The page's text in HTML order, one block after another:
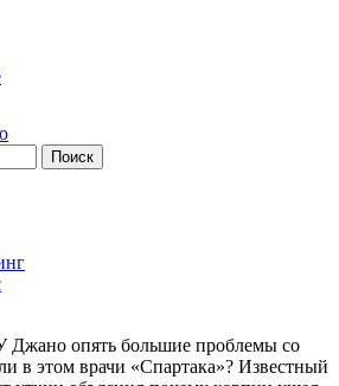
Джано опять большие проблемы со
в этом врачи «Спартака»? Известный